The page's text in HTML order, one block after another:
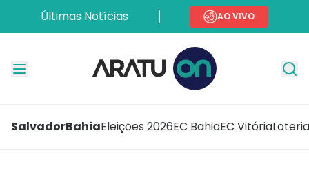
Últimas Notícias AO VIVO
SalvadorBahiaEleições 2026EC BahiaEC Vitória